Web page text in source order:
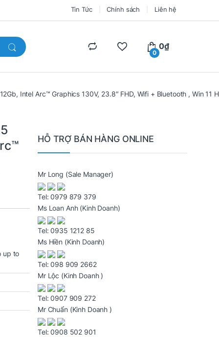
Tin Tức Chính sách Liên hệ
0
0₫
Intel Arc™ Graphics 130V, 23.8″ FHD, Wifi + Bluetooth , Win
up to
HỖ TRỢ BÁN HÀNG ONLINE
Mr Long (Sale Manager)
Tel:0979 879 379
Ms Loan Anh (Kinh Doanh)
Tel:0935 1212 85
Ms Hiền (Kinh Doanh)
Tel:098 909 2662
Mr Lộc (Kinh Doanh )
Tel:0907 909 272
Mr Chuẩn (Kinh Doanh )
Tel:0908 502 901